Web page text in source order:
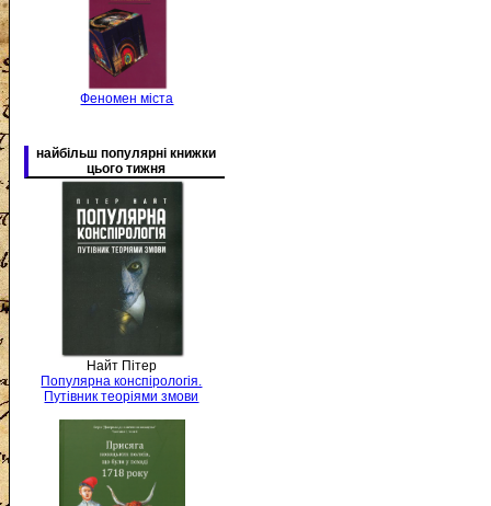
Феномен міста
найбільш популярні книжки
цього тижня
Найт Пітер
Популярна конспірологія.
Путівник теоріями змови